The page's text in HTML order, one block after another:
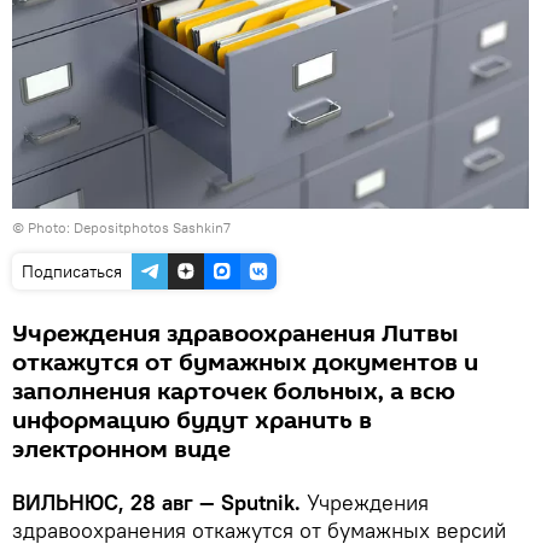
© Photo: Depositphotos Sashkin7
Подписаться
Учреждения здравоохранения Литвы
откажутся от бумажных документов и
заполнения карточек больных, а всю
информацию будут хранить в
электронном виде
ВИЛЬНЮС, 28 авг — Sputnik. Учреждения
здравоохранения откажутся от бумажных версий